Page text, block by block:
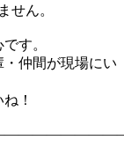
せん。
す。
仲間が現場にい
！